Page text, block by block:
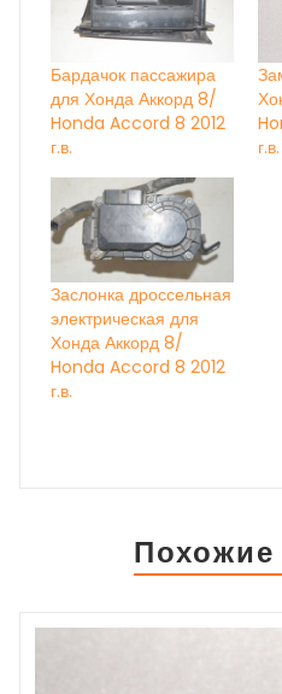
Бардачок пассажира
для Хонда Аккорд 8/
Honda Accord 8 2012
г.в.
г.в.
Заслонка дроссельная
электрическая для
Хонда Аккорд 8/
Honda Accord 8 2012
г.в.